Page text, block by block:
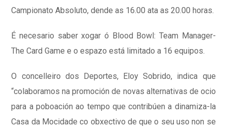
Campionato Absoluto, dende as 16.00 ata as 20.00 horas.
É necesario saber xogar ó Blood Bowl: Team Manager-
The Card Game e o espazo está limitado a 16 equipos.
O concelleiro dos Deportes, Eloy Sobrido, indica que
“colaboramos na promoción de novas alternativas de ocio
para a poboación ao tempo que contribúen a dinamiza-la
Casa da Mocidade co obxectivo de que o seu uso non se